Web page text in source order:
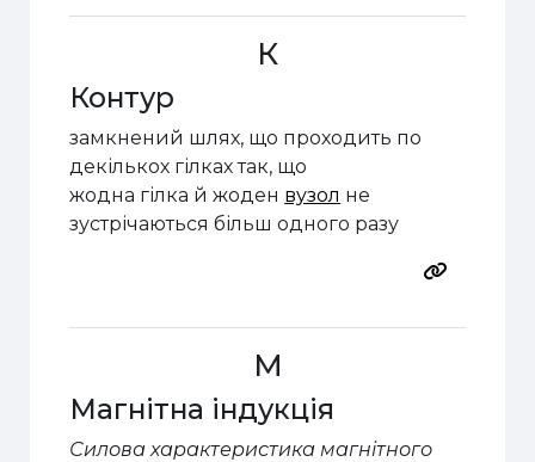
К
Контур
замкнений шлях, що проходить по
декількох гілках так, що
жодна гілка й жоден вузол не
зустрічаються більш одного разу
М
Магнітна індукція
Силова характеристика магнітного